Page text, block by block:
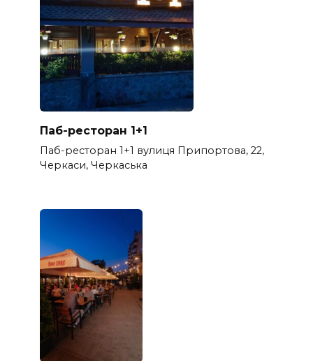
Паб-ресторан 1+1
Паб-ресторан 1+1 вулиця Припортова, 22,
Черкаси, Черкаська